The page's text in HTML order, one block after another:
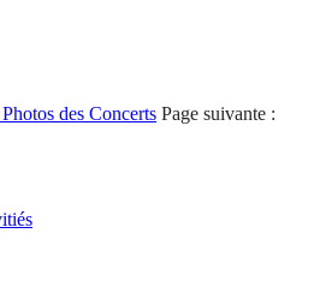
des Concerts Page suivante :